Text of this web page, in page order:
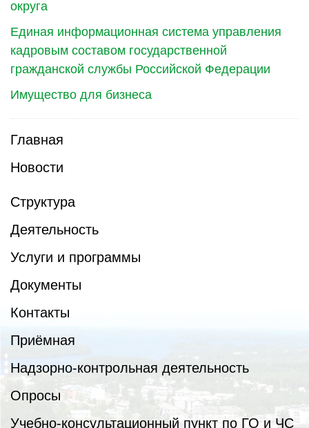
округа
Единая информационная система управления
кадровым составом государственной
гражданской службы Российской Федерации
Имущество для бизнеса
Главная
Новости
Структура
Деятельность
Услуги и программы
Документы
Контакты
Приёмная
Надзорно-контрольная деятельность
Опросы
Учебно-консультационный пункт по ГО и ЧС